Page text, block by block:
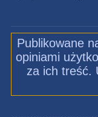
Publikowane
opiniami
za ich treść.